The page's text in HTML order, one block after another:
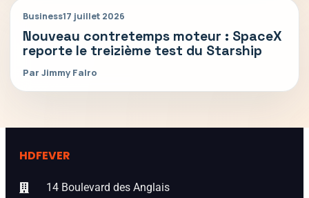
Business17 juillet 2026
Nouveau contretemps moteur : SpaceX
reporte le treizième test du Starship
Par Jimmy Falro
HDFEVER
14 Boulevard des Anglais